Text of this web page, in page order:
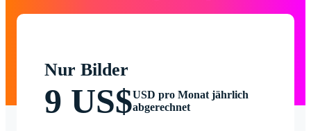
Nur Bilder
9 US$USD pro Monat jährlich
abgerechnet